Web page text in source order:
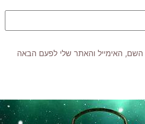
האימייל והאתר שלי לפעם הבאה